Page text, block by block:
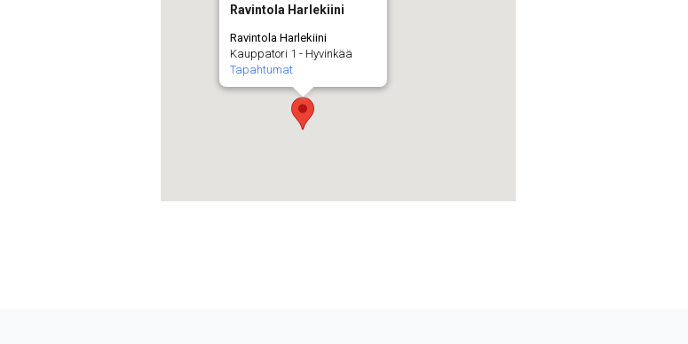
Ravintola Harlekiini
Ravintola Harlekiini
Kauppatori 1 - Hyvinkää
Tapahtumat